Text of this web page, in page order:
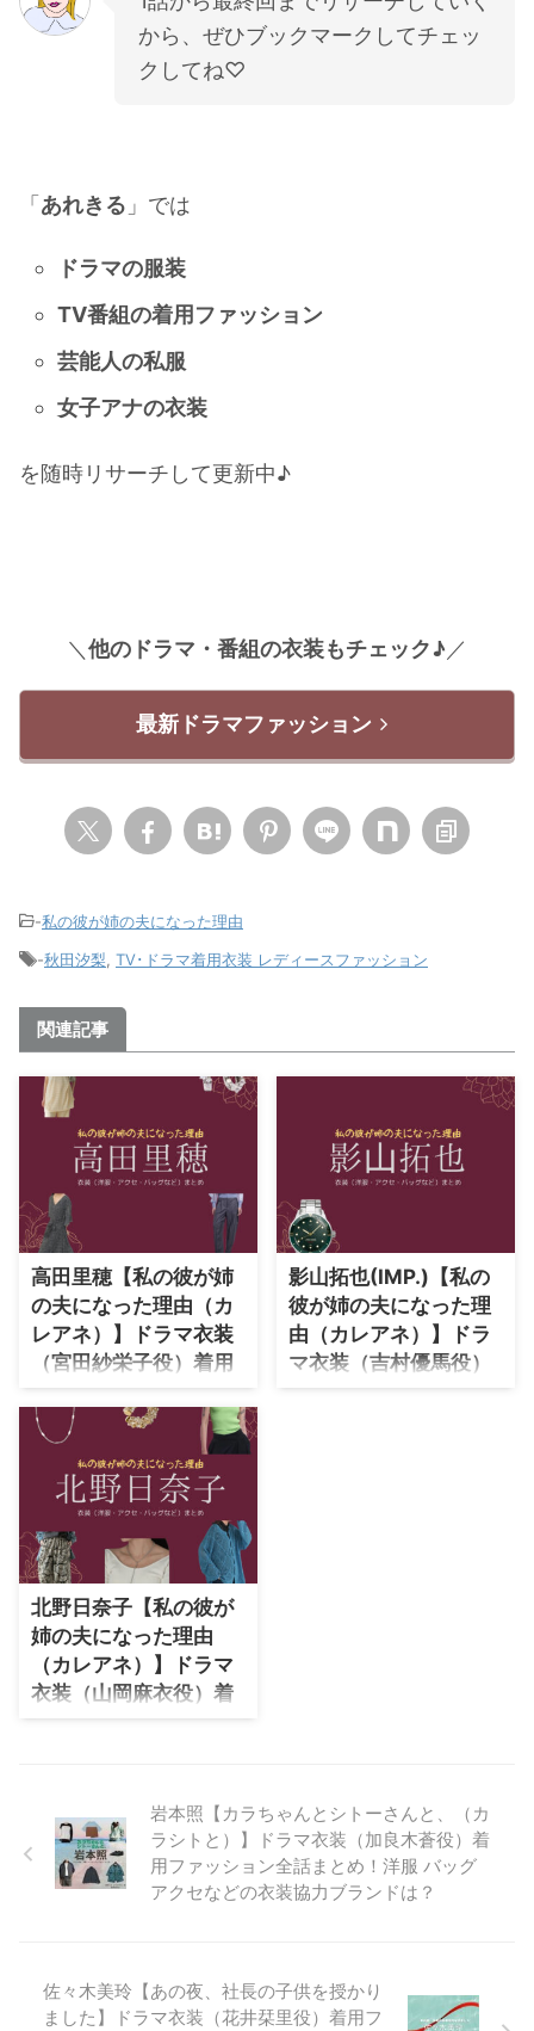
から、ぜひブックマークしてチェッ
クしてね♡
「あれきる 」では
ドラマの服装
TV番組の着用ファッション
芸能人の私服
女子アナの衣装
を随時リサーチして更新中♪
＼ 他のドラマ・番組の衣装もチェック♪ ／
最新ドラマファッション
-私の彼が姉の夫になった理由
-秋田汐梨 TV･ドラマ着用衣装 レディースファッション
関連記事
高田里穂【私の彼が姉
の夫になった理由（カ
レアネ）】ドラマ衣装
（宮田紗栄子役）着用
ファッション全話まと
め！洋服 バッグ アクセ
などの衣装協力ブラン
ドは？
【私の彼が姉の夫になった理由
（カレアネ）】高田里穂さん（み
やたさえこ役）の衣装・服装
（服･バッグ･アクセ・靴など）や
ドラマファッションのコーデを着
用シーン別・コーデ別に紹介♪
影⼭拓也(IMP.)【私の
彼が姉の夫になった理
由（カレアネ）】ドラ
マ衣装（吉村優馬役）
着用ファッション全話
北野日奈子【私の彼が
姉の夫になった理由
（カレアネ）】ドラマ
衣装（山岡麻衣役）着
用ファッション全話ま
【私の彼が姉の夫になった理由
（カレアネ）】北野日奈子さん
（やまおかまい役）の衣装・服装
岩本照【カラちゃんとシトーさんと、（カ
ラシトと）】ドラマ衣装（加良木蒼役）着
用ファッション全話まとめ！洋服 バッグ
アクセなどの衣装協力ブランドは？
佐々木美玲【あの夜、社長の子供を授かり
ました】ドラマ衣装（花井栞里役）着用フ